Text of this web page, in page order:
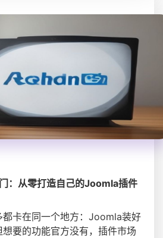
：从零打造自己的Joomla插件
都卡在同一个地方：Joomla装好
要的功能官方没有，插件市场